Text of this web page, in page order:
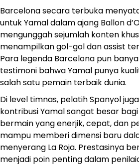
Barcelona secara terbuka
untuk Yamal dalam ajang Ballon
mengunggah sejumlah konten
menampilkan gol-gol dan assist
Para legenda Barcelona pun
testimoni bahwa Yamal punya
salah satu pemain terbaik dunia.
Di level timnas, pelatih Spanyol
kontribusi Yamal sangat besar
bermain yang enerjik, cepat, dan
mampu memberi dimensi baru
menyerang La Roja. Prestasinya
menjadi poin penting dalam